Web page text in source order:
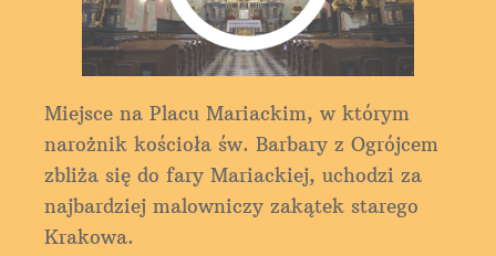
Miejsce na Placu Mariackim, w którym
narożnik kościoła św. Barbary z Ogrójcem
zbliża się do fary Mariackiej, uchodzi za
najbardziej malowniczy zakątek starego
Krakowa.